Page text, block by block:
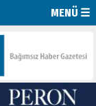
MENÜ ☰